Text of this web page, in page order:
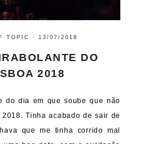
TOPIC · 13/07/2018
DO
2018
do dia em que soube que não
Tinha acabado de sair de
que me tinha corrido mal